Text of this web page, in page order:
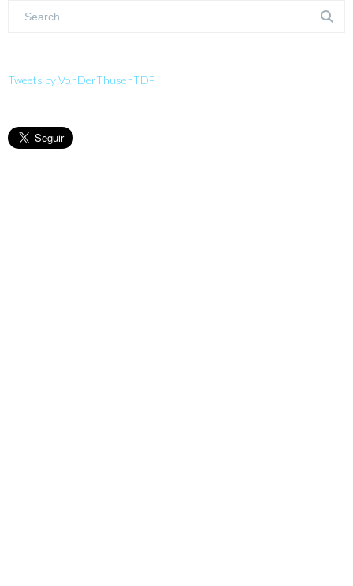
Tweets by VonDerThusenTDF